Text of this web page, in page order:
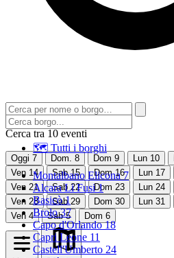
🗺 Tutti i borghi
Montalbano Elicona 7
Alcara Li Fusi 1
Basicò 1
Brolo 37
Capo d'Orlando 18
Capri Leone 11
Castell'Umberto 24
Cerca tra 10 eventi
Oggi 7 Dom. 8 Dom 9 Lun 10
Ven 14 Sab 15 Dom 16 Lun 17
Ven 21 Sab 22 Dom 23 Lun 24
Ven 28 Sab 29 Dom 30 Lun 31
Ven 4 Sab 5 Dom 6